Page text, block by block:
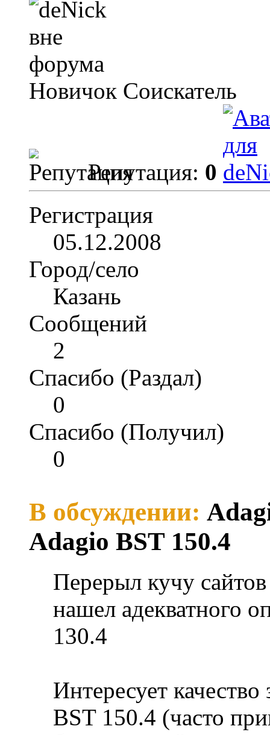
Новичок Соискатель
Репутация: 0
Регистрация
05.12.2008
Город/село
Казань
Сообщений
2
Спасибо (Раздал)
0
Спасибо (Получил)
0
В обсуждении:
Adagio BST 150.4
Перерыл кучу
нашел адекватного
130.4
Интересует
BST 150.4 (часто